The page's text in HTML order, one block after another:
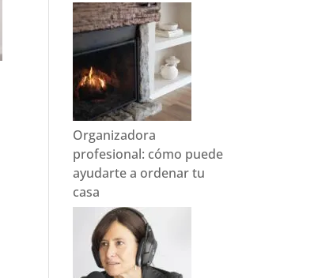
Organizadora
profesional: cómo puede
ayudarte a ordenar tu
casa